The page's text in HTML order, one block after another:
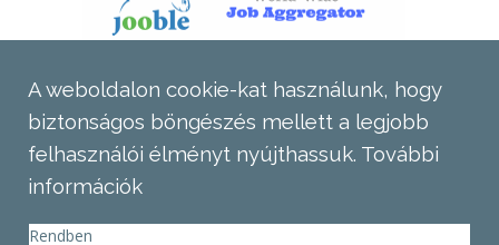
A weboldalon cookie-kat használunk, hogy
biztonságos böngészés mellett a legjobb
felhasználói élményt nyújthassuk. További
információk
Rendben